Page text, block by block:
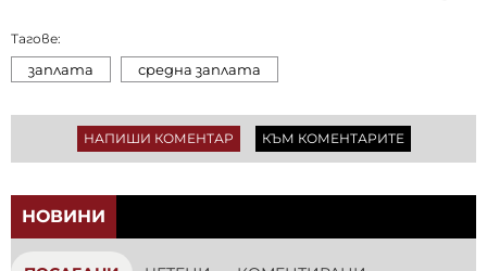
Тагове:
заплата средна заплата
НАПИШИ КОМЕНТАР КЪМ КОМЕНТАРИТЕ
НОВИНИ